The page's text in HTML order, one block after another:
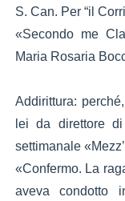
S. Can. Per “il
«Secondo me
Maria Rosaria
Addirittura:
lei da direttore
settimanale
«Confermo. La
aveva condotto